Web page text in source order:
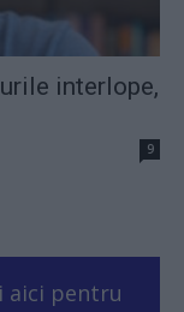
interlope,
9
aici pentru